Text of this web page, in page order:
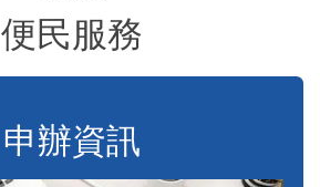
便民服務
申辦資訊